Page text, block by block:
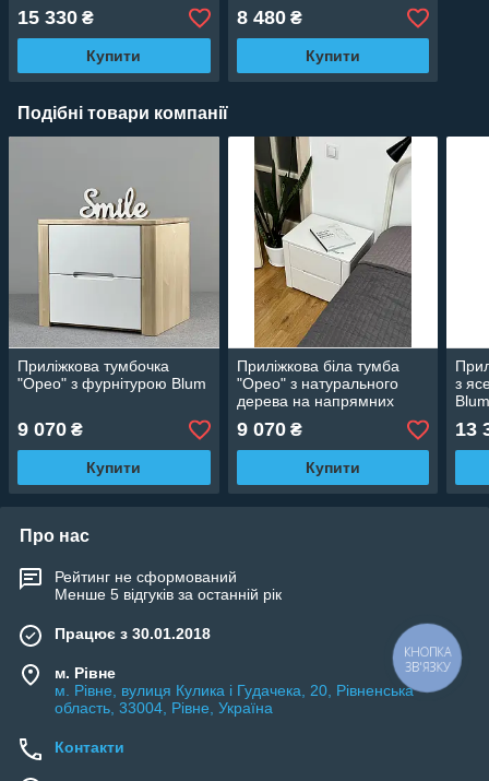
15 330 ₴
Купити
8 480₴
Купити
Подібні товари компанії
Приліжкова тумбочка
"Орео" з фурнітурою Blum
9 070 ₴
Купити
Приліжкова біла тумба
"Орео" з натурального
дерева на напрямних
9 070₴
Купити
з
13
Про нас
Рейтинг не сформований
Менше 5 відгуків за останній рік
Працює з 30.01.2018
м. Рівне
м. Рівне, вулиця Кулика і Гудачека, 20, Рівненська
область, 33004, Рівне, Україна
Контакти
КНОПКА
ЗВ'ЯЗКУ